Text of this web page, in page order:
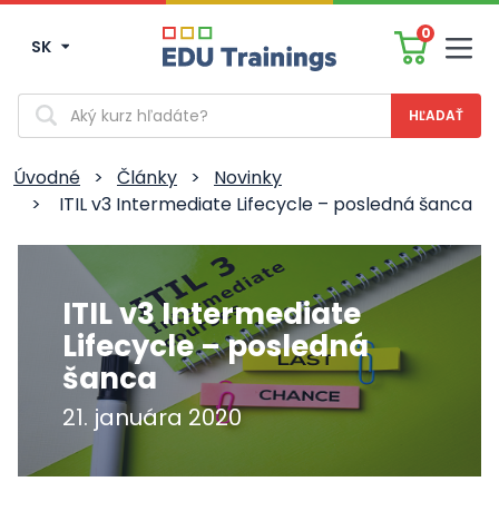
SK
0
Vyhľadávanie
Úvodné > Články >
Novinky
>
ITIL v3 Intermediate Lifecycle – posledná šanca
ITIL v3 Intermediate
Lifecycle – posledná
šanca
21. januára 2020